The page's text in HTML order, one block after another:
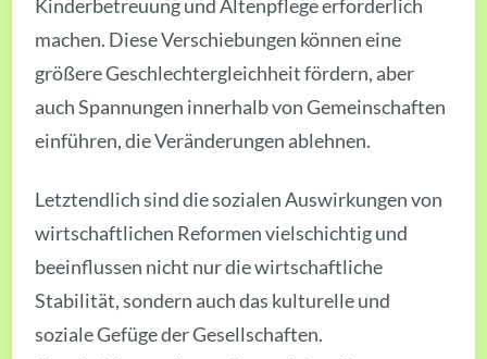
Kinderbetreuung und Altenpflege erforderlich
machen. Diese Verschiebungen können eine
größere Geschlechtergleichheit fördern, aber
auch Spannungen innerhalb von Gemeinschaften
einführen, die Veränderungen ablehnen.
Letztendlich sind die sozialen Auswirkungen von
wirtschaftlichen Reformen vielschichtig und
beeinflussen nicht nur die wirtschaftliche
Stabilität, sondern auch das kulturelle und
soziale Gefüge der Gesellschaften.